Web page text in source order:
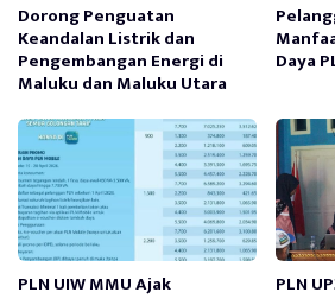
Dorong Penguatan
Keandalan Listrik dan
Pengembangan Energi di
Maluku dan Maluku Utara
Daya
PLN UIW MMU Ajak PLN